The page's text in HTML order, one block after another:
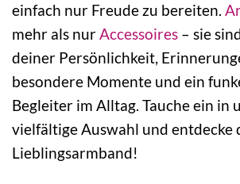
einfach nur Freude zu bereiten.
mehr als nurAccessoires – sie
deiner Persönlichkeit,
besondere Momente und ein
Begleiter im Alltag. Tauche ein in
vielfältige Auswahl und entdecke
Lieblingsarmband!